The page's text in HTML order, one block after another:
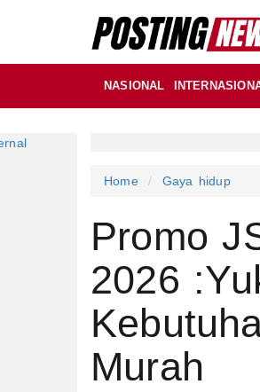
NASIONAL
Home Gaya hidup
Promo
2026
Murah